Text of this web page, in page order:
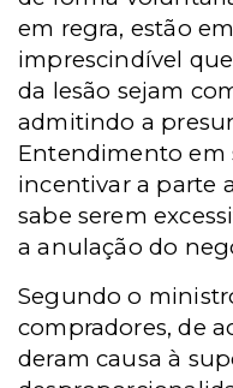
em regra, estão
imprescindível
da lesão sejam
admitindo a
Entendimento em
incentivar a parte
sabe serem
a anulação do
Segundo o
compradores, de
deram causa à